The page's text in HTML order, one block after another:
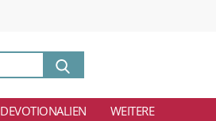
eingeben
DEVOTIONALIEN WEITERE